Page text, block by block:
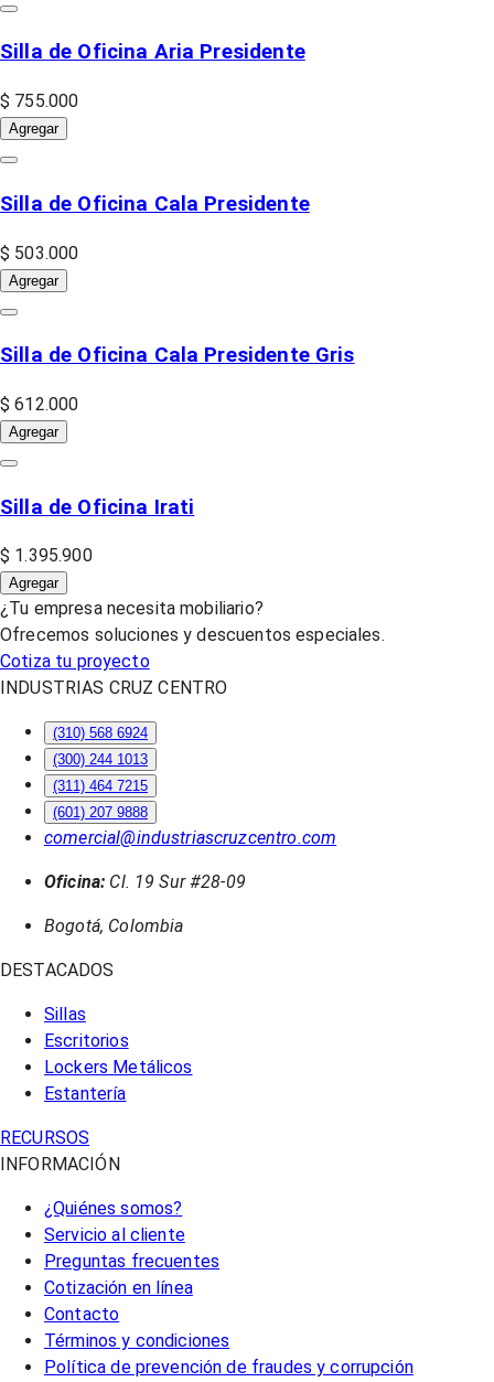
Silla de Oficina Aria Presidente
$ 755.000
Agregar
Silla de Oficina Cala Presidente
$ 503.000
Agregar
Silla de Oficina Cala Presidente Gris
$ 612.000
Agregar
Silla de Oficina Irati
$ 1.395.900
Agregar
¿Tu empresa necesita mobiliario?
Ofrecemos soluciones y descuentos especiales.
Cotiza tu proyecto
INDUSTRIAS CRUZ CENTRO
(310) 568 6924
(300) 244 1013
(311) 464 7215
(601) 207 9888
comercial@industriascruzcentro.com
Oficina: Cl. 19 Sur #28-09
Bogotá, Colombia
DESTACADOS
Sillas
Escritorios
Lockers Metálicos
Estantería
RECURSOS
INFORMACIÓN
¿Quiénes somos?
Servicio al cliente
Preguntas frecuentes
Cotización en línea
Contacto
Términos y condiciones
Política de prevención de fraudes y corrupción